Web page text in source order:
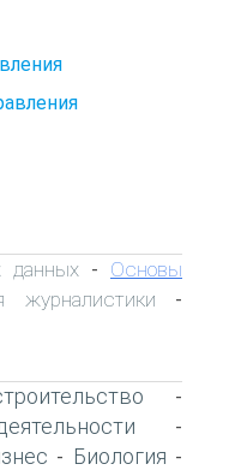
данных - Основы
журналистики -
-
-
- Биология -